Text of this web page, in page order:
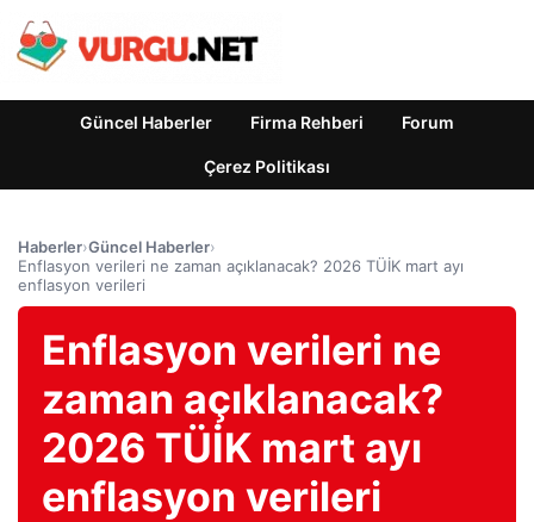
Güncel Haberler Firma Rehberi Forum
Çerez Politikası
Haberler›Güncel Haberler›
Enflasyon verileri ne zaman açıklanacak? 2026 TÜİK mart ayı
enflasyon verileri
Enflasyon verileri ne
zaman açıklanacak?
2026 TÜİK mart ayı
enflasyon verileri